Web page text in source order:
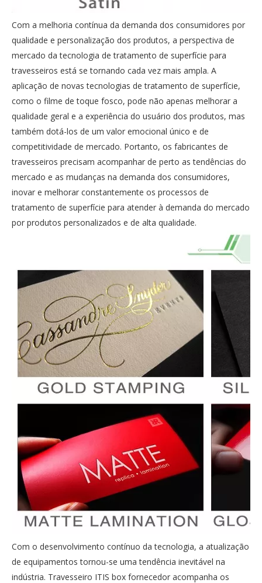
Com a melhoria contínua da demanda dos consumidores por
qualidade e personalização dos produtos, a perspectiva de
mercado da tecnologia de tratamento de superfície para
travesseiros está se tornando cada vez mais ampla. A
aplicação de novas tecnologias de tratamento de superfície,
como o filme de toque fosco, pode não apenas melhorar a
qualidade geral e a experiência do usuário dos produtos, mas
também dotá-los de um valor emocional único e de
competitividade de mercado. Portanto, os fabricantes de
travesseiros precisam acompanhar de perto as tendências do
mercado e as mudanças na demanda dos consumidores,
inovar e melhorar constantemente os processos de
tratamento de superfície para atender à demanda do mercado
por produtos personalizados e de alta qualidade.
Com o desenvolvimento contínuo da tecnologia, a atualização
de equipamentos tornou-se uma tendência inevitável na
indústria. Travesseiro ITIS box fornecedor acompanha os